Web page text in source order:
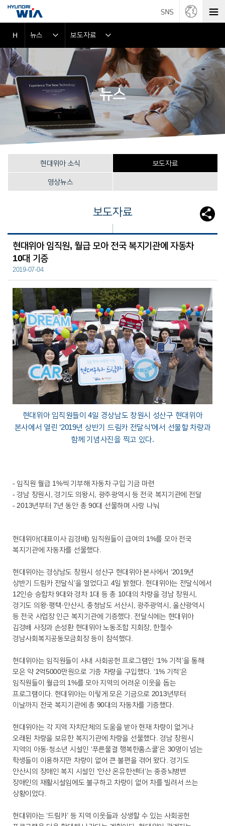
뉴스
H 뉴스 보도자료
현대위아 소식 보도자료
영상뉴스
보도자료
현대위아 임직원, 월급 모아 전국 복지기관에 자동차
10대 기증
2019-07-04
현대위아 임직원들이 4일 경상남도 창원시 성산구 현대위아
본사에서 열린 ‘2019년 상반기 드림카 전달식’에서 선물할 차량과
함께 기념사진을 찍고 있다.
- 임직원 월급 1%씩 기부해 자동차 구입 기금 마련
- 경남 창원시, 경기도 의왕시, 광주광역시 등 전국 복지기관에 전달
- 2013년부터 7년 동안 총 90대 선물하며 사랑 나눠
현대위아(대표이사 김경배) 임직원들이 급여의 1%를 모아 전국
복지기관에 자동차를 선물했다.
현대위아는 경상남도 창원시 성산구 현대위아 본사에서 ‘2019년
상반기 드림카 전달식’을 열었다고 4일 밝혔다. 현대위아는 전달식에서
12인승 승합차 9대와 경차 1대 등 총 10대의 차량을 경남 창원시,
경기도 의왕·평택·안산시, 충청남도 서산시, 광주광역시, 울산광역시
등 전국 사업장 인근 복지기관에 기증했다. 전달식에는 현대위아
김경배 사장과 손성환 현대위아 노동조합 지회장, 한철수
경남사회복지공동모금회장 등이 참석했다.
현대위아는 임직원들이 사내 사회공헌 프로그램인 ‘1% 기적’을 통해
모은 약 2억5000만원으로 기증 차량을 구입했다. ‘1% 기적’은
임직원들이 월급의 1%를 모아 지역의 어려운 이웃을 돕는
프로그램이다. 현대위아는 이렇게 모은 기금으로 2013년부터
이날까지 전국 복지기관에 총 90대의 자동차를 기증했다.
현대위아는 각 지역 자치단체의 도움을 받아 현재 차량이 없거나
오래된 차량을 보유한 복지기관에 차량을 선물했다. 경남 창원시
지역의 아동·청소년 시설인 ‘푸른물결 행복한홈스쿨’은 30명이 넘는
학생들이 이용하지만 차량이 없어 큰 불편을 겪어 왔다. 경기도
안산시의 장애인 복지 시설인 ‘안산 온유한센터’는 중증뇌병변
장애인의 재활시설임에도 불구하고 차량이 없어 차를 빌려서 쓰는
상황이었다.
현대위아는 ‘드림카’ 등 지역 이웃들과 상생할 수 있는 사회공헌